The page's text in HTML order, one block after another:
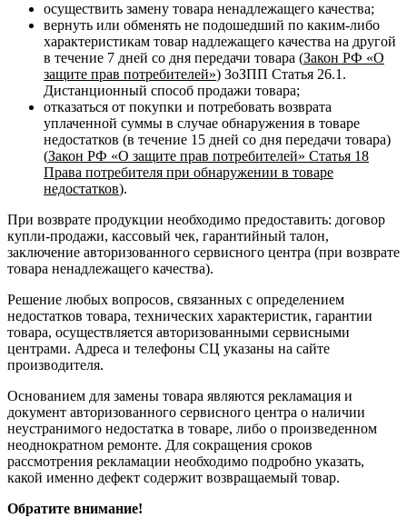
осуществить замену товара ненадлежащего качества;
вернуть или обменять не подошедший по каким-либо
характеристикам товар надлежащего качества на другой
в течение 7 дней со дня передачи товара (Закон РФ «О
защите прав потребителей») ЗоЗПП Статья 26.1.
Дистанционный способ продажи товара;
отказаться от покупки и потребовать возврата
уплаченной суммы в случае обнаружения в товаре
недостатков (в течение 15 дней со дня передачи товара)
(Закон РФ «О защите прав потребителей» Статья 18
Права потребителя при обнаружении в товаре
недостатков).
При возврате продукции необходимо предоставить: договор
купли-продажи, кассовый чек, гарантийный талон,
заключение авторизованного сервисного центра (при возврате
товара ненадлежащего качества).
Решение любых вопросов, связанных с определением
недостатков товара, технических характеристик, гарантии
товара, осуществляется авторизованными сервисными
центрами. Адреса и телефоны СЦ указаны на сайте
производителя.
Основанием для замены товара являются рекламация и
документ авторизованного сервисного центра о наличии
неустранимого недостатка в товаре, либо о произведенном
неоднократном ремонте. Для сокращения сроков
рассмотрения рекламации необходимо подробно указать,
какой именно дефект содержит возвращаемый товар.
Обратите внимание!